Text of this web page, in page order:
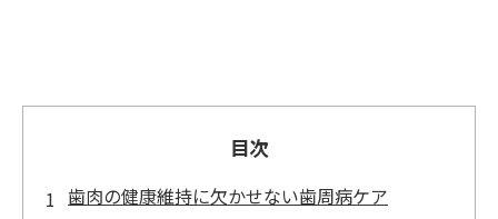
目次
歯肉の健康維持に欠かせない歯周病ケア